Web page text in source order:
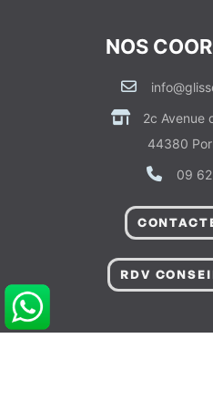
NOS
2c Avenue
44380
09
RDV